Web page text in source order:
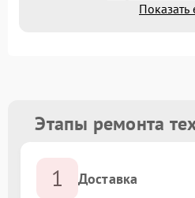
Показать
Этапы ремонта
1 Доставка